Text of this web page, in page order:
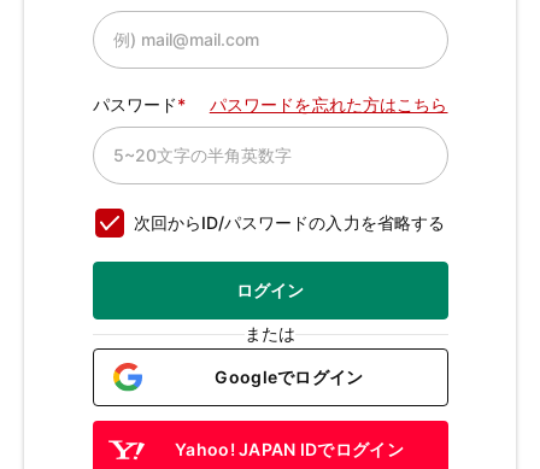
パスワード パスワードを忘れた方はこちら
次回からID/パスワードの入力を省略する
ログイン
または
Googleでログイン
Yahoo! JAPAN IDでログイン